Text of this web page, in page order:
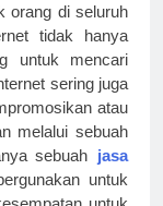
orang di seluruh
tidak hanya
untuk mencari
sering juga
atau
melalui sebuah
sebuah jasa
untuk